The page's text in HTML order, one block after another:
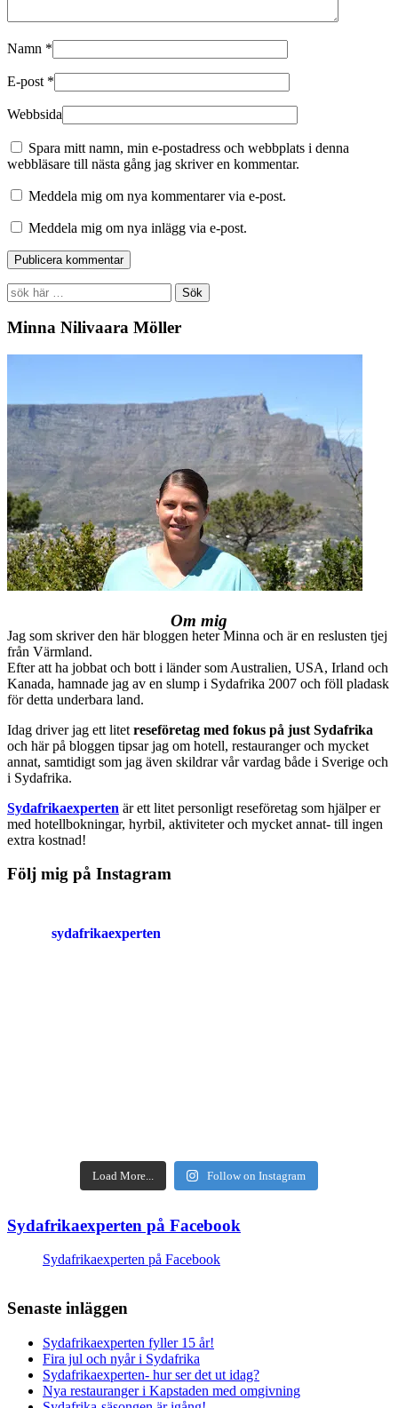
Namn *
E-post *
Webbsida
Spara mitt namn, min e-postadress och webbplats i denna
webbläsare till nästa gång jag skriver en kommentar.
Meddela mig om nya kommentarer via e-post.
Meddela mig om nya inlägg via e-post.
Search
for:
Minna Nilivaara Möller
Om mig
Jag som skriver den här bloggen heter Minna och är en reslusten tjej
från Värmland.
Efter att ha jobbat och bott i länder som Australien, USA, Irland och
Kanada, hamnade jag av en slump i Sydafrika 2007 och föll pladask
för detta underbara land.
Idag driver jag ett litet reseföretag med fokus på just Sydafrika
och här på bloggen tipsar jag om hotell, restauranger och mycket
annat, samtidigt som jag även skildrar vår vardag både i Sverige och
i Sydafrika.
Sydafrikaexperten är ett litet personligt reseföretag som hjälper er
med hotellbokningar, hyrbil, aktiviteter och mycket annat- till ingen
extra kostnad!
Följ mig på Instagram
sydafrikaexperten
Load More... Follow on Instagram
Sydafrikaexperten på Facebook
Sydafrikaexperten på Facebook
Senaste inläggen
Sydafrikaexperten fyller 15 år!
Fira jul och nyår i Sydafrika
Sydafrikaexperten- hur ser det ut idag?
Nya restauranger i Kapstaden med omgivning